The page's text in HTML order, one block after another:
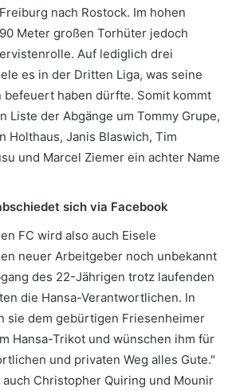
nach Rostock. Im hohen
Meter großen Torhüter jedoch
Auf lediglich drei
es in der Dritten Liga, was seine
befeuert haben dürfte. Somit kommt
Liste der Abgänge um Tommy Grupe,
Holthaus, Janis Blaswich, Tim
und Marcel Ziemer ein achter Name
sich via Facebook
FC wird also auch Eisele
neuer Arbeitgeber noch unbekannt
des 22-Jährigen trotz laufenden
die Hansa-Verantwortlichen. In
sie dem gebürtigen Friesenheimer
Hansa-Trikot und wünschen ihm für
und privaten Weg alles Gute."
auch Christopher Quiring und Mounir